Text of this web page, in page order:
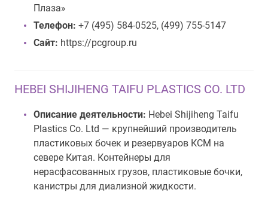
Плаза»
Телефон: +7 (495) 584-0525, (499) 755-5147
Сайт: https://pcgroup.ru
HEBEI SHIJIHENG TAIFU PLASTICS CO. LTD
Описание деятельности: Hebei Shijiheng Taifu
Plastics Co. Ltd — крупнейший производитель
пластиковых бочек и резервуаров КСМ на
севере Китая. Контейнеры для
нерасфасованных грузов, пластиковые бочки,
канистры для диализной жидкости.